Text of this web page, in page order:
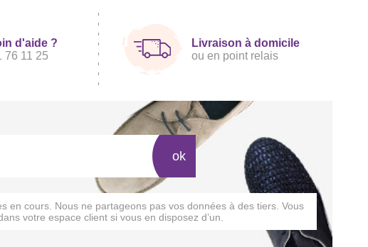
d'aide ?
76 11 25
Livraison à domicile
ou en point relais
ok
en cours. Nous ne partageons pas vos données à des tiers. Vous
votre espace client si vous en disposez d’un.